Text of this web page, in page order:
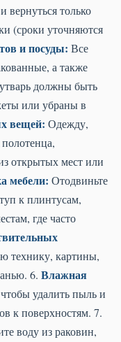
вернуться только
(сроки уточняются
и посуды: Все
а также
должны быть
или убраны в
вещей: Одежду,
открытых мест или
мебели: Отодвиньте
к плинтусам,
где часто
технику, картины,
6. Влажная
удалить пыль и
к поверхностям. 7.
воду из раковин,